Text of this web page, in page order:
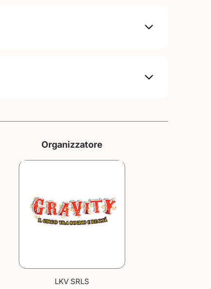
Organizzatore
LKV SRLS